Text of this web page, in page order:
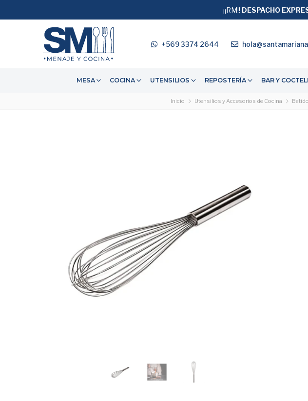
+569 3374 2644
MESA COCINA UTENSILIOS REPOSTERÍA BAR Y
¡¡GRAN SANTIAGO!! TU ENVÍO ESGRATISEN
¡¡RM!! DESPACHO
Inicio Utensilios y Accesorios de Cocina